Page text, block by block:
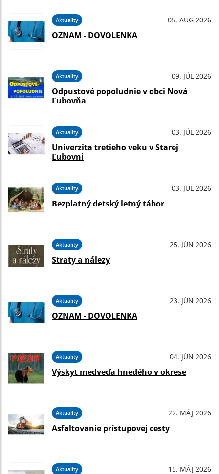
Aktuality 05. AUG 2026
OZNAM - DOVOLENKA
Aktuality 09. JÚL 2026
Odpustové popoludnie v obci Nová
Ľubovňa
Aktuality 03. JÚL 2026
Univerzita tretieho veku v Starej
Ľubovni
Aktuality 03. JÚL 2026
Bezplatný detský letný tábor
Aktuality 25. JÚN 2026
Straty a nálezy
Aktuality 23. JÚN 2026
OZNAM - DOVOLENKA
Aktuality 04. JÚN 2026
Výskyt medveďa hnedého v okrese
Aktuality 22. MÁJ 2026
Asfaltovanie prístupovej cesty
Aktuality 15. MÁJ 2026